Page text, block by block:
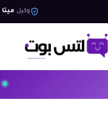
وكيل ميتا